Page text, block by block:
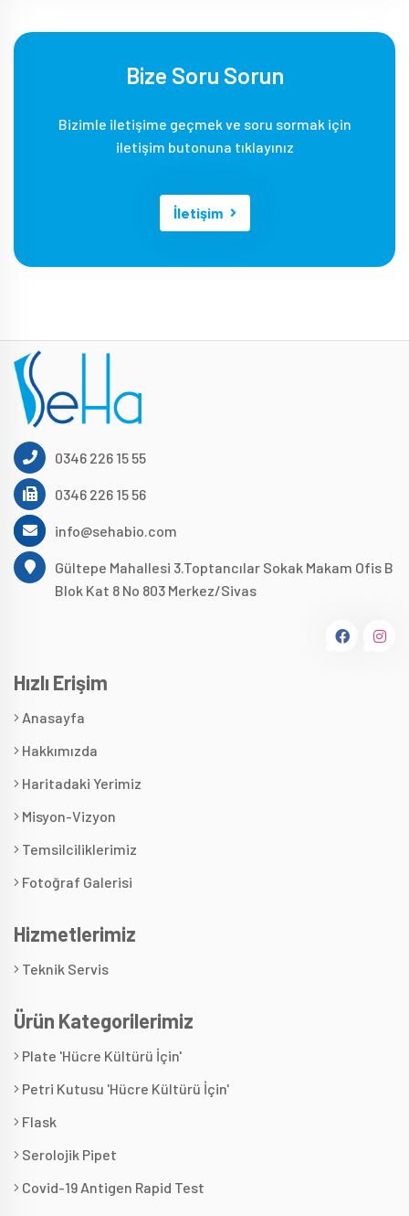
Bize Soru Sorun
Bizimle iletişime geçmek ve soru sormak için
iletişim butonuna tıklayınız
İletişim
0346 226 15 55
0346 226 15 56
info@sehabio.com
Gültepe Mahallesi 3.Toptancılar Sokak Makam Ofis B
Blok Kat 8 No 803 Merkez/Sivas
Hızlı Erişim
Anasayfa
Hakkımızda
Haritadaki Yerimiz
Misyon-Vizyon
Temsilciliklerimiz
Fotoğraf Galerisi
Hizmetlerimiz
Teknik Servis
Ürün Kategorilerimiz
Plate 'Hücre Kültürü İçin'
Petri Kutusu 'Hücre Kültürü İçin'
Flask
Serolojik Pipet
Covid-19 Antigen Rapid Test